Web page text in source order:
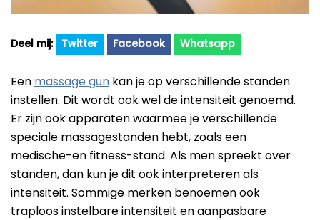
Hyperice
Hydragun
MUSCQLER
Northwall
Sanbo
Theragun
Tunturi
Massagekoppen
Technologie
Twitter Facebook Whatsapp
Een massage gun kan je op verschillende standen
instellen. Dit wordt ook wel de intensiteit genoemd.
Er zijn ook apparaten waarmee je verschillende
speciale massagestanden hebt, zoals een
medische-en fitness-stand. Als men spreekt over
standen, dan kun je dit ook interpreteren als
intensiteit. Sommige merken benoemen ook
traploos instelbare intensiteit en aanpasbare